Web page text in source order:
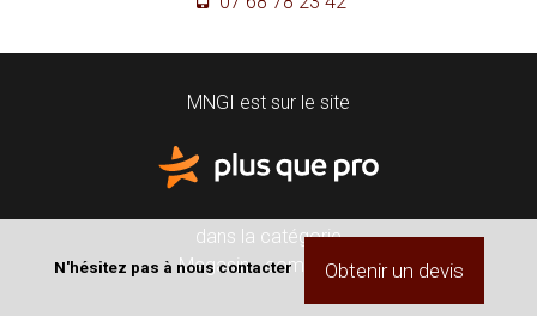
N'hésitez pas à nous contacter Obtenir un devis
MNGI est sur le site
dans la catégorie
Magasin - commerce